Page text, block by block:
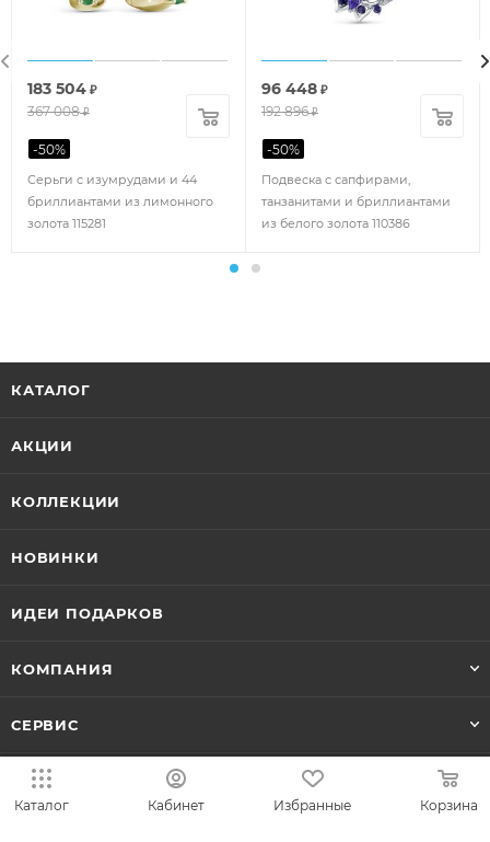
Серьги с изумрудами и 44
бриллиантами из лимонного
золота 115281
183 504 ₽
367 008₽
-50%
Подвеска с сапфирами,
танзанитами и бриллиантами
из белого золота 110386
96 448 ₽
192 896₽
-50%
КАТАЛОГ
АКЦИИ
КОЛЛЕКЦИИ
НОВИНКИ
ИДЕИ ПОДАРКОВ
КОМПАНИЯ
СЕРВИС
ЛИЧНЫЙ КАБИНЕТ
Каталог Кабинет Избранные Корзина